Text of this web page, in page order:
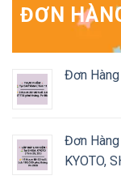
ĐƠN
Đơn
Đơn
KYOTO,